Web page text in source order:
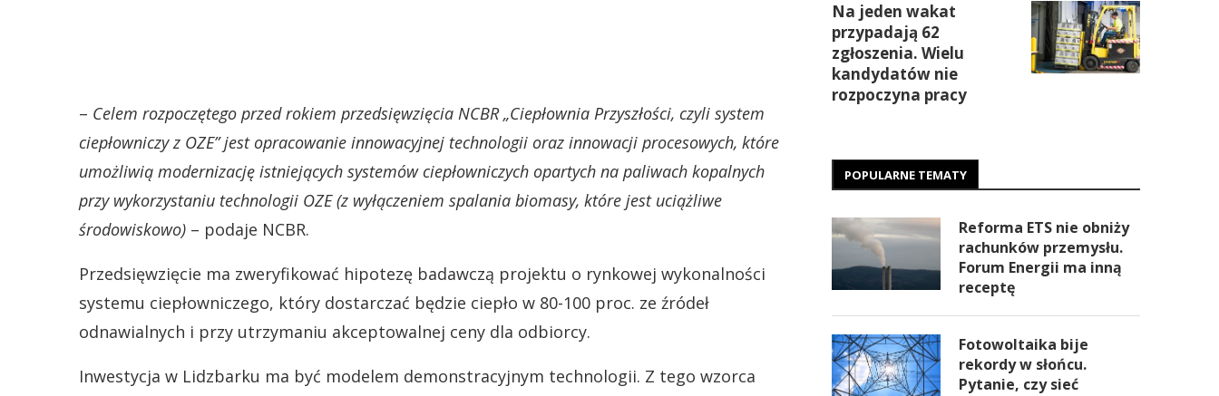
– Celem rozpoczętego przed rokiem przedsięwzięcia NCBR „Ciepłownia Przyszłości, czyli system
ciepłowniczy z OZE” jest opracowanie innowacyjnej technologii oraz innowacji procesowych, które
umożliwią modernizację istniejących systemów ciepłowniczych opartych na paliwach kopalnych
przy wykorzystaniu technologii OZE (z wyłączeniem spalania biomasy, które jest uciążliwe
środowiskowo) – podaje NCBR.
Przedsięwzięcie ma zweryfikować hipotezę badawczą projektu o rynkowej wykonalności
systemu ciepłowniczego, który dostarczać będzie ciepło w 80-100 proc. ze źródeł
odnawialnych i przy utrzymaniu akceptowalnej ceny dla odbiorcy.
Inwestycja w Lidzbarku ma być modelem demonstracyjnym technologii. Z tego wzorca
Na jeden wakat
przypadają 62
zgłoszenia. Wielu
kandydatów nie
rozpoczyna pracy
POPULARNE TEMATY
Reforma ETS nie obniży
rachunków przemysłu.
Forum Energii ma inną
receptę
Fotowoltaika bije
rekordy w słońcu.
Pytanie, czy sieć